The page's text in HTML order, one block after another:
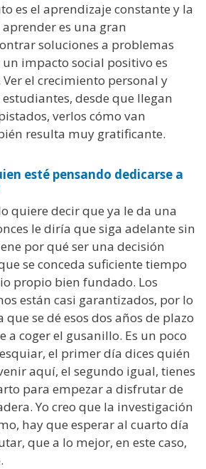
es el aprendizaje constante y la
es una gran
soluciones a problemas
impacto social positivo es
el crecimiento personal y
desde que llegan
verlos cómo van
resulta muy gratificante.
esté pensando dedicarse a
quiere decir que ya le da una
le diría que siga adelante sin
por qué ser una decisión
se conceda suficiente tiempo
propio bien fundado. Los
están casi garantizados, por lo
se dé esos dos años de plazo
a coger el gusanillo. Es un poco
el primer día dices quién
aquí, el segundo igual, tienes
para empezar a disfrutar de
Yo creo que la investigación
hay que esperar al cuarto día
que a lo mejor, en este caso,